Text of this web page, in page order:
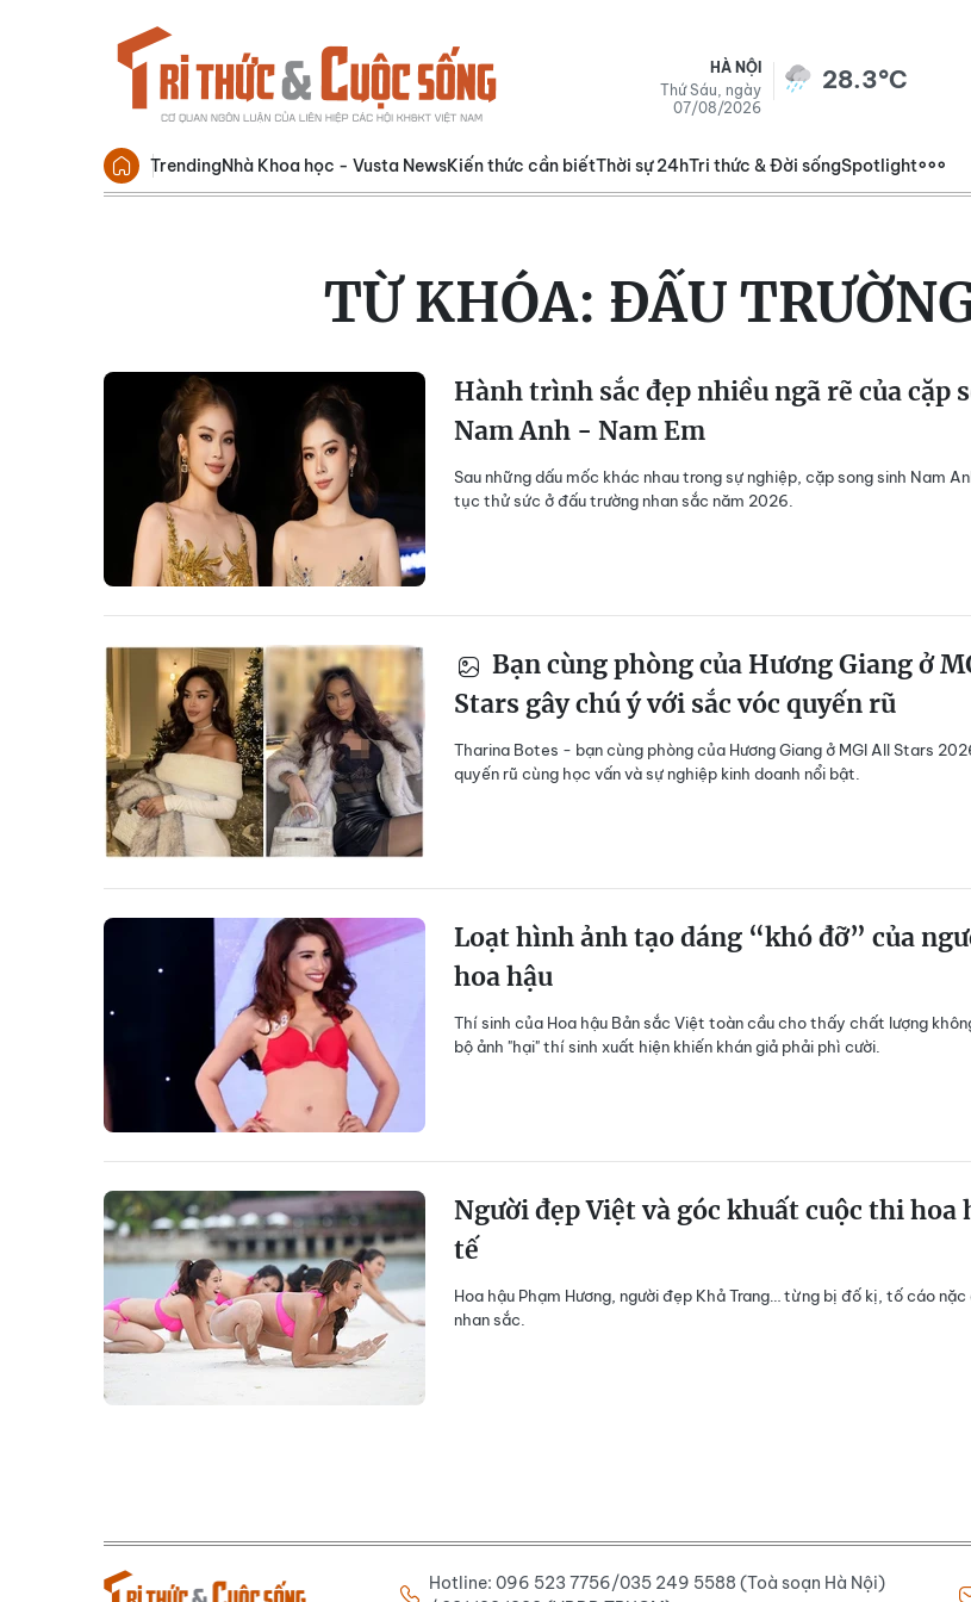
HÀ NỘI
Thứ Sáu, ngày
07/08/2026
28.3°C
TrendingNhà Khoa học - Vusta NewsKiến thức cần biếtThời sự 24hTri thức & Đời sốngSpotlight
TỪ KHÓA: ĐẤU
Hành trình sắc đẹp nhiều ngã rẽ của cặp
Nam Anh - Nam Em
Sau những dấu mốc khác nhau trong sự nghiệp, cặp song sinh Nam
tục thử sức ở đấu trường nhan sắc năm 2026.
Bạn cùng phòng của Hương Giang ở
Stars gây chú ý với sắc vóc quyến rũ
Tharina Botes - bạn cùng phòng của Hương Giang ở MGI All Stars
quyến rũ cùng học vấn và sự nghiệp kinh doanh nổi bật.
Loạt hình ảnh tạo dáng “khó đỡ” của
hoa hậu
Thí sinh của Hoa hậu Bản sắc Việt toàn cầu cho thấy chất lượng
bộ ảnh "hại" thí sinh xuất hiện khiến khán giả phải phì cười.
Người đẹp Việt và góc khuất cuộc thi hoa
tế
Hoa hậu Phạm Hương, người đẹp Khả Trang… từng bị đố kị, tố cáo
nhan sắc.
Hotline: 096 523 7756/035 249 5588 (Toà soạn Hà Nội)